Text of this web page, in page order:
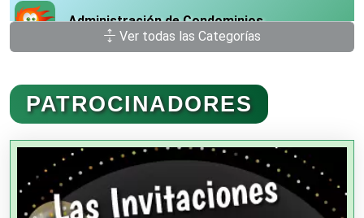
Administración de Condominios
Administración de Empresas
Agencias Aduanales
Agencias de Autos
Ver todas las Categorías
PATROCINADORES